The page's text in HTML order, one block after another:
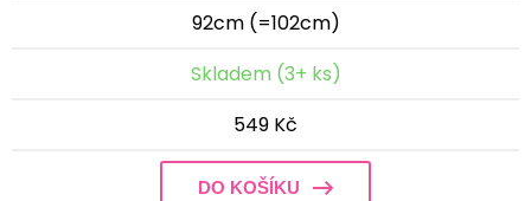
92cm (=102cm)
Skladem (3+ ks)
549 Kč
DO KOŠÍKU